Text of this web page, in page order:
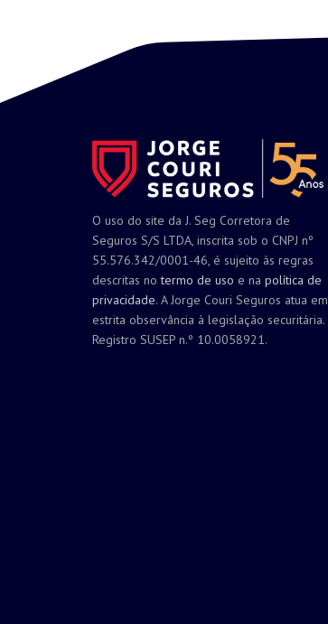
O uso do site da J. Seg Corretora de
Seguros S/S LTDA, inscrita sob o CNPJ nº
55.576.342/0001-46, é sujeito às regras
descritas notermo de uso e na política de
privacidade. A Jorge Couri Seguros atua em
estrita observância à legislação securitária.
Registro SUSEP n.º 10.0058921.